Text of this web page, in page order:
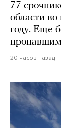
77
области
году. Еще
20 часов назад